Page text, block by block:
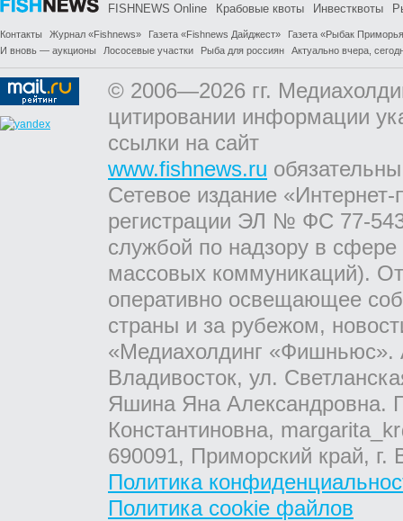
FISHNEWS Online Крабовые квоты Инвестквоты
Контакты Журнал «Fishnews» Газета «Fishnews Дайджест»
Газета «Рыбак
И вновь — аукционы
Лососевые участки Рыба для россиян Актуально вчера,
© 2006—2026 гг.
цитировании информации
ссылки на сайт
www.fishnews.ru
Сетевое издание
регистрации ЭЛ № ФС 77-
службой по надзору в
массовых коммуникаций).
оперативно освещающее
страны и за рубежом,
«Медиахолдинг «Фишньюс».
Владивосток, ул.
Яшина Яна Александровна.
Константиновна,
690091, Приморский край,
Политика
Политика cookie файлов